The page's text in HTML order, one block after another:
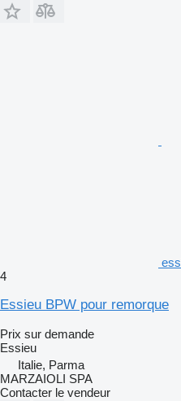
4
Essieu BPW pour remorque
Prix sur demande
Essieu
Italie, Parma
MARZAIOLI SPA
Contacter le vendeur